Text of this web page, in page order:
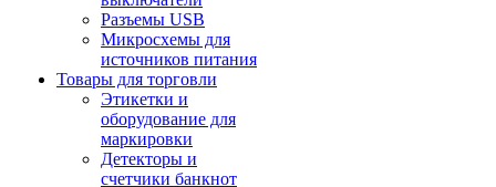
Разъемы USB
Микросхемы для
источников питания
Товары для торговли
Этикетки и
оборудование для
маркировки
Детекторы и
счетчики банкнот